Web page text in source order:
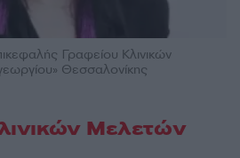
Γραφείου Κλινικών
Θεσσαλονίκης
Μελετών